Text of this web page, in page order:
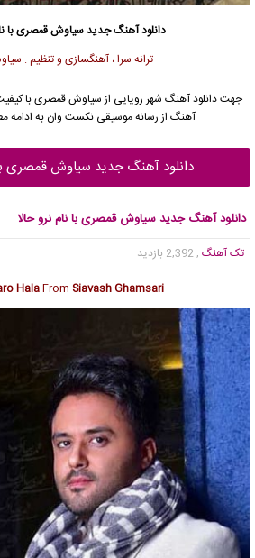
دانلود آهنگ جدیدسیاوش قمصریبا
ترانه سرا ، آهنگسازی و تنظیم :
جهت دانلود آهنگ شهر رویایی از سیاوش قمصری
آهنگ از رسانه موسیقی نکست وان به ادامه
دانلود آهنگ جدید سیاوش قمصری
دانلود آهنگ جدید سیاوش قمصری با نام نرو حالا
تک آهنگ , 2,392 بازدید
HalaFrom Siavash Ghamsari